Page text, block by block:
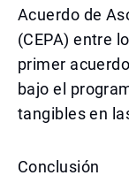
Acuerdo de
(CEPA) entre
primer
bajo el
tangibles en
Conclusión